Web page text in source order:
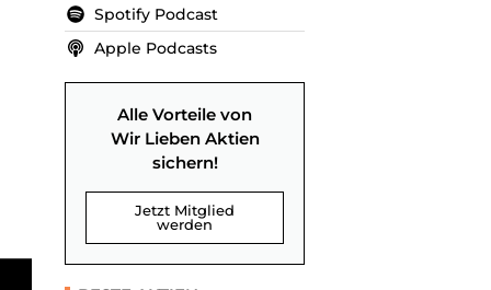
Spotify Podcast
Apple Podcasts
Alle Vorteile von
Wir Lieben Aktien
sichern!
Jetzt Mitglied
werden